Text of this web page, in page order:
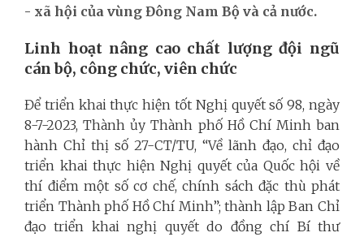
- xã hội của vùng Đông Nam Bộ và cả nước.
Linh hoạt nâng cao chất lượng đội ngũ
cán bộ, công chức, viên chức
Để triển khai thực hiện tốt Nghị quyết số 98, ngày
8-7-2023, Thành ủy Thành phố Hồ Chí Minh ban
hành Chỉ thị số 27-CT/TU, “Về lãnh đạo, chỉ đạo
triển khai thực hiện Nghị quyết của Quốc hội về
thí điểm một số cơ chế, chính sách đặc thù phát
triển Thành phố Hồ Chí Minh”; thành lập Ban Chỉ
đạo triển khai nghị quyết do đồng chí Bí thư